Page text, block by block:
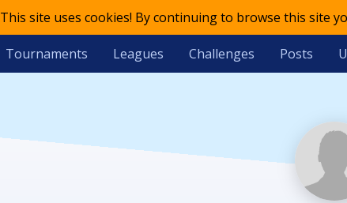
This site uses cookies! By continuing to browse this site
Tournaments Leagues Challenges Posts